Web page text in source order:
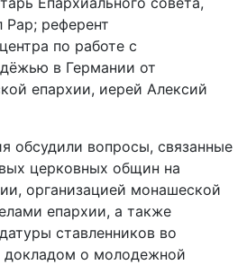
референт
по работе с
в Германии от
епархии, иерей Алексий
обсудили вопросы, связанные
церковных общин на
организацией монашеской
епархии, а также
ставленников во
о молодежной